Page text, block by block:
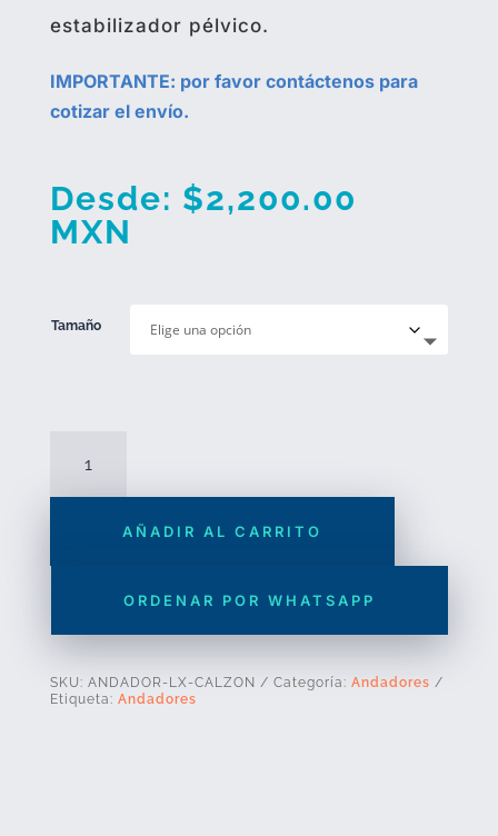
estabilizador pélvico.
IMPORTANTE: por favor contáctenos para
cotizar el envío.
Desde: $2,200.00
MXN
Tamaño
LX
AÑADIR AL CARRITO
ORDENAR POR WHATSAPP
SKU: ANDADOR-LX-CALZON Categoría: Andadores
Etiqueta: Andadores